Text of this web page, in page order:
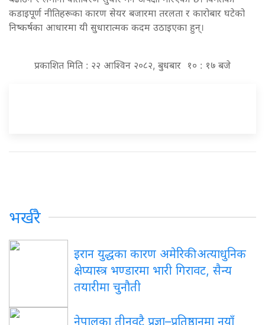
कडाइपूर्ण नीतिहरूका कारण सेयर बजारमा तरलता र कारोबार घटेको
निष्कर्षका आधारमा यी सुधारात्मक कदम उठाइएका हुन्।
प्रकाशित मिति : २२ आश्विन २०८२, बुधबार १० : १७ बजे
भर्खरै
इरान युद्धका कारण अमेरिकी अत्याधुनिक
क्षेप्यास्त्र भण्डारमा भारी गिरावट, सैन्य
तयारीमा चुनौती
नेपालका तीनवटै प्रज्ञा–प्रतिष्ठानमा नयाँ